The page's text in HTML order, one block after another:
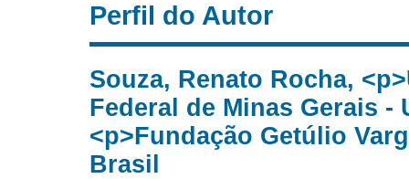
Perfil do Autor
Souza, Renato Rocha,
Federal de Minas Gerais -
<p>Fundação Getúlio
Brasil